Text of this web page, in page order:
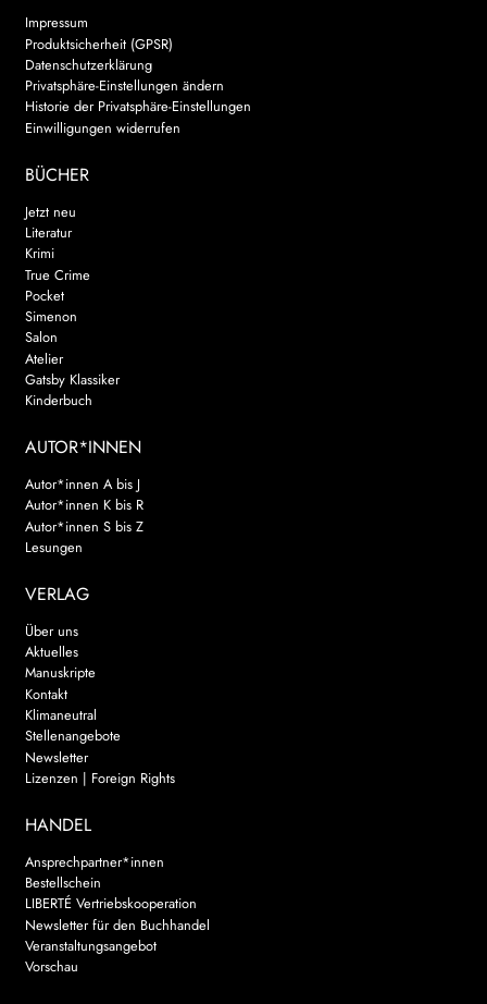
Impressum
Produktsicherheit (GPSR)
Datenschutzerklärung
Privatsphäre-Einstellungen ändern
Historie der Privatsphäre-Einstellungen
Einwilligungen widerrufen
BÜCHER
Jetzt neu
Literatur
Krimi
True Crime
Pocket
Simenon
Salon
Atelier
Gatsby Klassiker
Kinderbuch
AUTOR*INNEN
Autor*innen A bis J
Autor*innen K bis R
Autor*innen S bis Z
Lesungen
VERLAG
Über uns
Aktuelles
Manuskripte
Kontakt
Klimaneutral
Stellenangebote
Newsletter
Lizenzen | Foreign Rights
HANDEL
Ansprechpartner*innen
Bestellschein
LIBERTÉ Vertriebskooperation
Newsletter für den Buchhandel
Veranstaltungsangebot
Vorschau